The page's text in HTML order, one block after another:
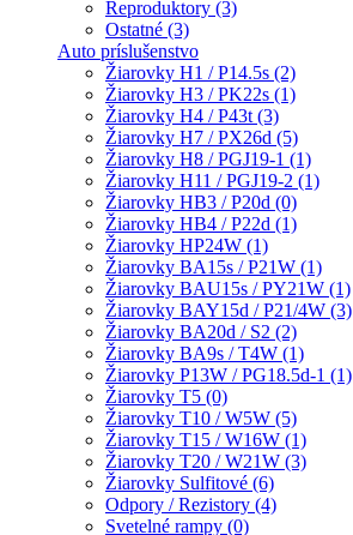
Reproduktory (3)
Ostatné (3)
Auto príslušenstvo
Žiarovky H1 / P14.5s (2)
Žiarovky H3 / PK22s (1)
Žiarovky H4 / P43t (3)
Žiarovky H7 / PX26d (5)
Žiarovky H8 / PGJ19-1 (1)
Žiarovky H11 / PGJ19-2 (1)
Žiarovky HB3 / P20d (0)
Žiarovky HB4 / P22d (1)
Žiarovky HP24W (1)
Žiarovky BA15s / P21W (1)
Žiarovky BAU15s / PY21W (1)
Žiarovky BAY15d / P21/4W (3)
Žiarovky BA20d / S2 (2)
Žiarovky BA9s / T4W (1)
Žiarovky P13W / PG18.5d-1 (1)
Žiarovky T5 (0)
Žiarovky T10 / W5W (5)
Žiarovky T15 / W16W (1)
Žiarovky T20 / W21W (3)
Žiarovky Sulfitové (6)
Odpory / Rezistory (4)
Svetelné rampy (0)